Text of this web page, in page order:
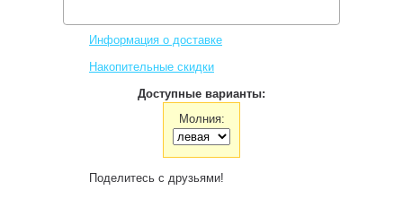
Информация о доставке
Накопительные скидки
Доступные варианты:
Молния:
Поделитесь с друзьями!